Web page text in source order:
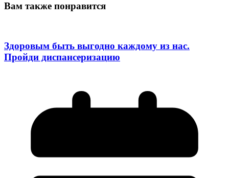
Вам также понравится
Здоровым быть выгодно каждому из нас.
Пройди диспансеризацию